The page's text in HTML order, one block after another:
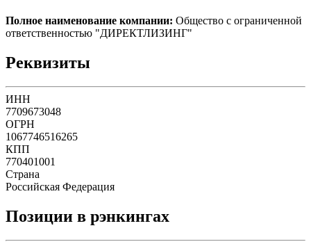
Полное наименование компании: Общество с ограниченной
ответственностью "ДИРЕКТЛИЗИНГ"
Реквизиты
ИНН
7709673048
ОГРН
1067746516265
КПП
770401001
Страна
Российская Федерация
Позиции в рэнкингах